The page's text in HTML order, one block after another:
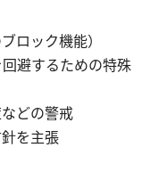
ロック機能）
避するための特殊
どの警戒
を主張